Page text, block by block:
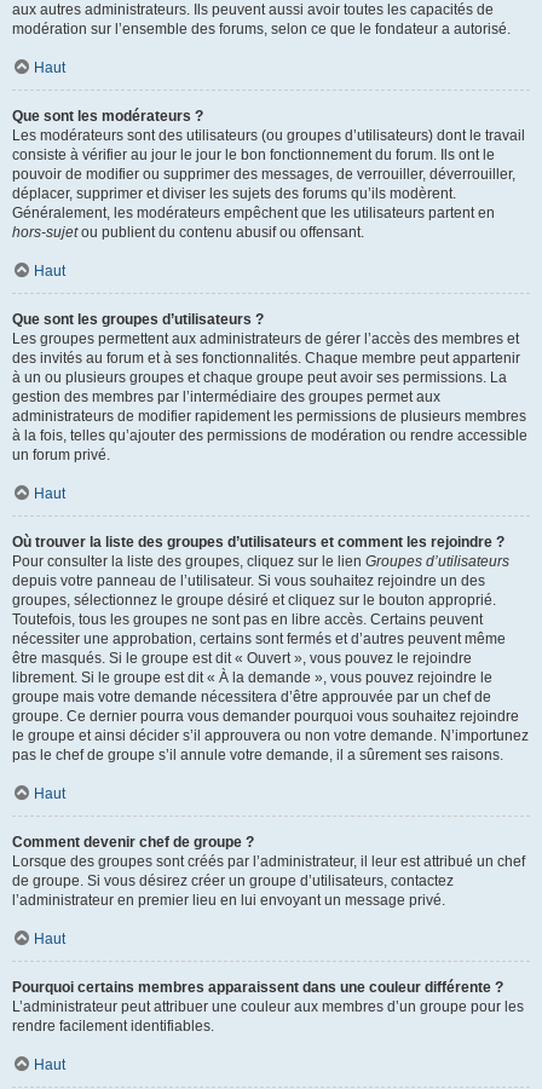
aux autres administrateurs. Ils peuvent aussi avoir toutes les capacités de
modération sur l’ensemble des forums, selon ce que le fondateur a autorisé.
Haut
Que sont les modérateurs ?
Les modérateurs sont des utilisateurs (ou groupes d’utilisateurs) dont le travail
consiste à vérifier au jour le jour le bon fonctionnement du forum. Ils ont le
pouvoir de modifier ou supprimer des messages, de verrouiller, déverrouiller,
déplacer, supprimer et diviser les sujets des forums qu’ils modèrent.
Généralement, les modérateurs empêchent que les utilisateurs partent en
hors-sujetou publient du contenu abusif ou offensant.
Haut
Que sont les groupes d’utilisateurs ?
Les groupes permettent aux administrateurs de gérer l’accès des membres et
des invités au forum et à ses fonctionnalités. Chaque membre peut appartenir
à un ou plusieurs groupes et chaque groupe peut avoir ses permissions. La
gestion des membres par l’intermédiaire des groupes permet aux
administrateurs de modifier rapidement les permissions de plusieurs membres
à la fois, telles qu’ajouter des permissions de modération ou rendre accessible
un forum privé.
Haut
Où trouver la liste des groupes d’utilisateurs et comment les rejoindre ?
Pour consulter la liste des groupes, cliquez sur le lien Groupes d’utilisateurs
depuis votre panneau de l’utilisateur. Si vous souhaitez rejoindre un des
groupes, sélectionnez le groupe désiré et cliquez sur le bouton approprié.
Toutefois, tous les groupes ne sont pas en libre accès. Certains peuvent
nécessiter une approbation, certains sont fermés et d’autres peuvent même
être masqués. Si le groupe est dit « Ouvert », vous pouvez le rejoindre
librement. Si le groupe est dit « À la demande », vous pouvez rejoindre le
groupe mais votre demande nécessitera d’être approuvée par un chef de
groupe. Ce dernier pourra vous demander pourquoi vous souhaitez rejoindre
le groupe et ainsi décider s’il approuvera ou non votre demande. N’importunez
pas le chef de groupe s’il annule votre demande, il a sûrement ses raisons.
Haut
Comment devenir chef de groupe ?
Lorsque des groupes sont créés par l’administrateur, il leur est attribué un chef
de groupe. Si vous désirez créer un groupe d’utilisateurs, contactez
l’administrateur en premier lieu en lui envoyant un message privé.
Haut
Pourquoi certains membres apparaissent dans une couleur différente ?
L’administrateur peut attribuer une couleur aux membres d’un groupe pour les
rendre facilement identifiables.
Haut